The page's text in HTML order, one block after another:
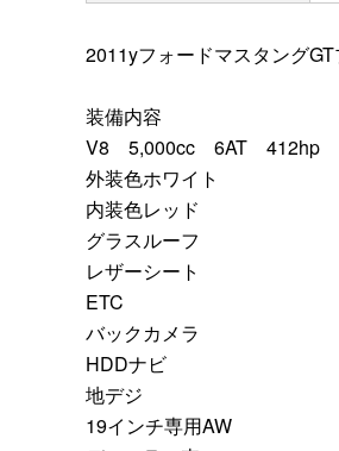
2011yフォードマスタング
装備内容
V8 5,000cc 6AT 412hp
外装色ホワイト
内装色レッド
グラスルーフ
レザーシート
ETC
バックカメラ
HDDナビ
地デジ
19インチ専用AW